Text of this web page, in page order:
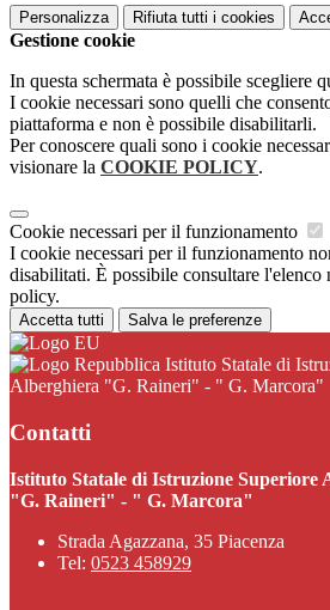
Personalizza Rifiuta tutti i cookies
Gestione cookie
In questa schermata è possibile scegliere
I cookie necessari sono quelli che
piattaforma e non è possibile disabilitarli.
Per conoscere quali sono i cookie
visionare la COOKIE POLICY.
Cookie necessari per il funzionamento
I cookie necessari per il funzionamento
disabilitati. È possibile consultare l'elenco
policy.
Accetta tutti Salva le preferenze
Istituto Statale di
Alberghiera "G. Raineri" - " G. Marcora"
Contatti
Istituto Statale di Istruzione Superiore
"G. Raineri" - " G. Marcora"
Strada Agazzana, 35 Piacenza
Tel: 0523 458929